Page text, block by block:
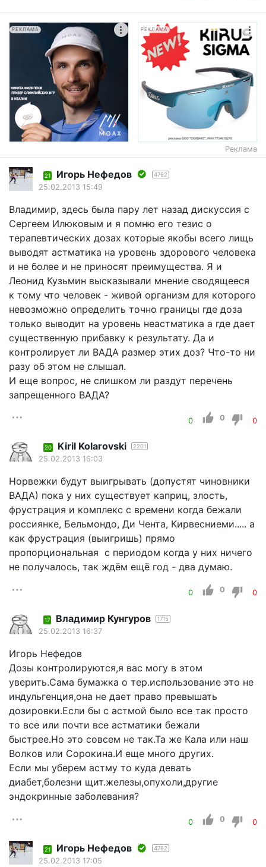
РЕКЛАМА РЕКЛАМА
Реклама
21 Игорь Нефедов 4762
25.02.2013 15:49
Владимир, здесь была пару лет назад дискуссия с
Сергеем Илюковым и я помню его тезис о
терапевтических дозах которые якобы всего лищь
выводят астматика на уровень здорового человека
и не более и не приносят преимущества. Я и
Леонид Кузьмин высказывали мнение сводящееся
к тому что человек - живой организм для которого
невозможно определить точно границы где доза
только выводит на уровень неастматика а где дает
существенную прибавку к результату. Да и
контролирует ли ВАДА размер этих доз? Что-то ни
разу об этом не слышал.
И еще вопрос, не слишком ли раздут перечень
запрещенного ВАДА?
0 0 0
20 Kiril Kolarovski 2201
25.02.2013 16:03
Норвежки будут выигрывать (допустят чиновники
ВАДА) пока у них существует каприц, злость,
фрустрация и комплекс с времени когда бежали
россиянке, Бельмондо, Ди Чента, Кирвесниеми..... а
как фрустрация (выигришь) прямо
пропорциональная с периодом когда у них ничего
не получалось, так ждём ещё год - два думаю.
0 0 0
17 Владимир Кунгуров 1715
25.02.2013 16:37
Игорь Нефедов
Дозы контролируются,я вас могу в этом
уверить.Сама бумажка о тер.использование это не
индульгенция,она не дает право превышать
дозировки.Если бы с астмой было все так просто
то все или почти все астматики бежали
быстрее.Но это совсем не так.Та же Кала или наш
Волков или Сорокина.И еще много других.
Если мы уберем астму то куда девать
диабет,болезни щит.железы,опухоли,другие
эндокринные заболевания?
0 0 0
21 Игорь Нефедов 4762
25.02.2013 17:05